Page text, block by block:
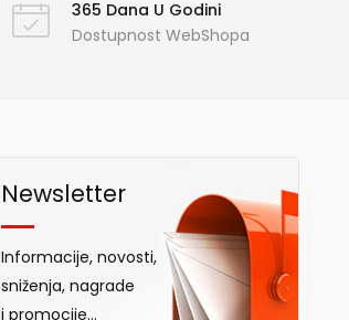
365 Dana U Godini
Dostupnost WebShopa
Newsletter
Informacije, novosti,
sniženja, nagrade
i promocije...